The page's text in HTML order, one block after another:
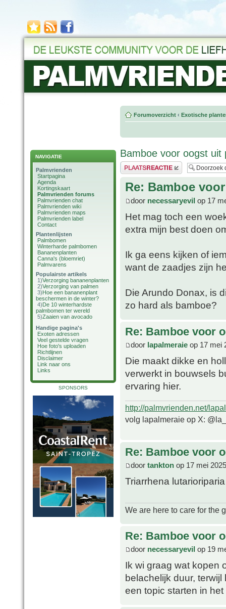
NAVIGATIE
Palmvrienden
Startpagina
Agenda
Kortingskaart
Palmvrienden forums
Palmvrienden chat
Palmvrienden wiki
Palmvrienden maps
Palmvrienden label
Contact
Plantenlijsten
Palmbomen
Winterharde palmbomen
Bananenplanten
Canna's (bloemriet)
Palmvarens
Populairste artikels
1)Verzorging bananenplanten
2)Verzorging van palmen
3)Hoe een bananenplant
beschermen in de winter?
4)De 10 winterhardste
palmbomen ter wereld
5)Zaaien van avocado
Handige pagina's
Exoten adressen
Veel gestelde vragen
Hoe foto's uploaden
Richtlijnen
Disclaimer
Link naar ons
Links
SPONSORS
Forumoverzicht ‹ Exotische
Bamboe voor oogst uit
Plaats een reactie
Re: Bamboe
door necessaryevil op 17
Het mag toch een
extra mijn best doen
Ik ga eens kijken of
want de zaadjes zijn
Die Arundo Donax, is
zo hard als bamboe?
Re: Bamboe voor
door lapalmeraie op 17 mei
Die maakt dikke en
verwerkt in bouwsels
ervaring hier.
http://palmvrienden.net/
volg lapalmeraie op X:
Re: Bamboe voor
door tankton op 17 mei
Triarrhena
We are here to care for the
Re: Bamboe voor
door necessaryevil op 19
Ik wi graag wat kopen
belachelijk duur,
een topic starten in